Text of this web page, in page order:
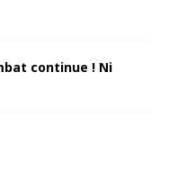
continue ! Ni